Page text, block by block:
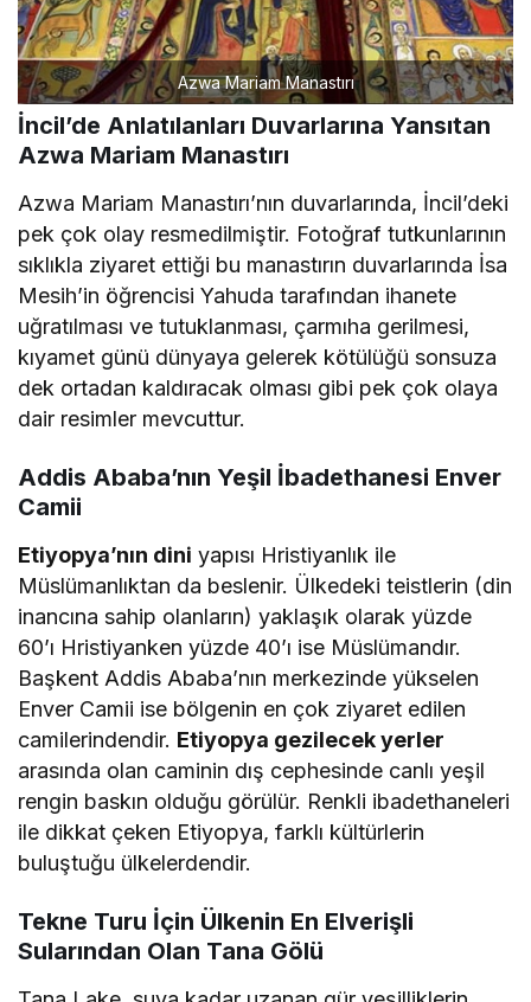
Azwa Mariam Manastırı
İncil’de Anlatılanları Duvarlarına Yansıtan
Azwa Mariam Manastırı
Azwa Mariam Manastırı’nın duvarlarında, İncil’deki
pek çok olay resmedilmiştir. Fotoğraf tutkunlarının
sıklıkla ziyaret ettiği bu manastırın duvarlarında İsa
Mesih’in öğrencisi Yahuda tarafından ihanete
uğratılması ve tutuklanması, çarmıha gerilmesi,
kıyamet günü dünyaya gelerek kötülüğü sonsuza
dek ortadan kaldıracak olması gibi pek çok olaya
dair resimler mevcuttur.
Addis Ababa’nın Yeşil İbadethanesi Enver
Camii
Etiyopya’nın dini yapısı Hristiyanlık ile
Müslümanlıktan da beslenir. Ülkedeki teistlerin (din
inancına sahip olanların) yaklaşık olarak yüzde
60’ı Hristiyanken yüzde 40’ı ise Müslümandır.
Başkent Addis Ababa’nın merkezinde yükselen
Enver Camii ise bölgenin en çok ziyaret edilen
camilerindendir. Etiyopya gezilecek yerler
arasında olan caminin dış cephesinde canlı yeşil
rengin baskın olduğu görülür. Renkli ibadethaneleri
ile dikkat çeken Etiyopya, farklı kültürlerin
buluştuğu ülkelerdendir.
Tekne Turu İçin Ülkenin En Elverişli
Sularından Olan Tana Gölü